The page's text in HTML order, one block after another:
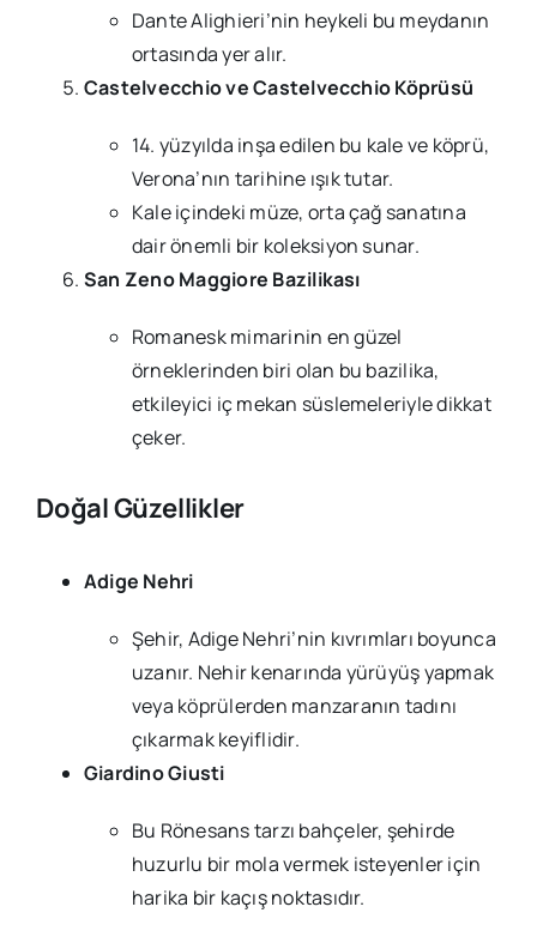
Dante Alighieri’nin heykeli bu meydanın
ortasında yer alır.
Castelvecchio ve Castelvecchio Köprüsü
14. yüzyılda inşa edilen bu kale ve köprü,
Verona’nın tarihine ışık tutar.
Kale içindeki müze, orta çağ sanatına
dair önemli bir koleksiyon sunar.
San Zeno Maggiore Bazilikası
Romanesk mimarinin en güzel
örneklerinden biri olan bu bazilika,
etkileyici iç mekan süslemeleriyle dikkat
çeker.
Doğal Güzellikler
Adige Nehri
Şehir, Adige Nehri’nin kıvrımları boyunca
uzanır. Nehir kenarında yürüyüş yapmak
veya köprülerden manzaranın tadını
çıkarmak keyiflidir.
Giardino Giusti
Bu Rönesans tarzı bahçeler, şehirde
huzurlu bir mola vermek isteyenler için
harika bir kaçış noktasıdır.